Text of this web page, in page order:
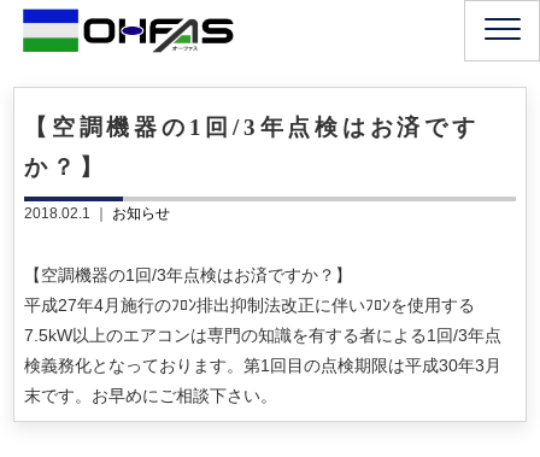
【空調機器の1回/3年点検はお済です
か？】
2018.02.1 ｜ お知らせ
【空調機器の1回/3年点検はお済ですか？】
平成27年4月施行のﾌﾛﾝ排出抑制法改正に伴いﾌﾛﾝを使用する
7.5kW以上のエアコンは専門の知識を有する者による1回/3年点
検義務化となっております。第1回目の点検期限は平成30年3月
末です。お早めにご相談下さい。